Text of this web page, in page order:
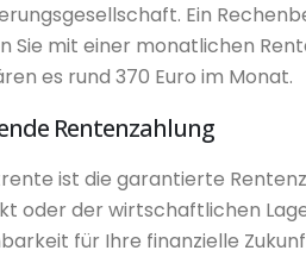
Ein
Sie mit einer monatlichen
es rund 370 Euro im Monat.
Rentenzahlung
ist die garantierte
oder der wirtschaftlichen
für Ihre finanzielle